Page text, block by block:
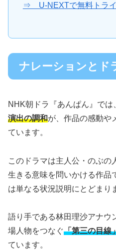
⇒ U-NEXTで無料トライ
ナレーションとド
NHK朝ドラ『あんぱん』では
演出の調和が、作品の感動や
ています。
このドラマは主人公・のぶの
生きる意味を問いかける作品
は単なる状況説明にとどまり
語り手である林田理沙アナウ
場人物をつなぐ「第三の目線
ています。